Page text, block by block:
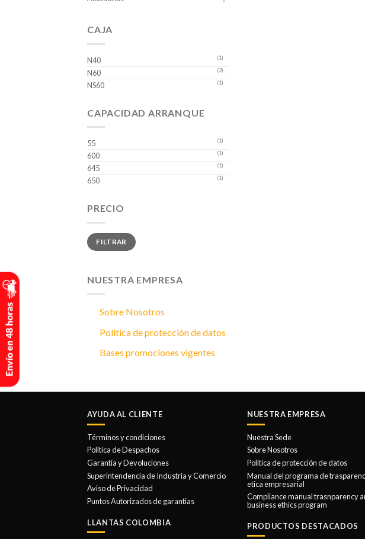
CAJA
N40 (1)
N60 (2)
NS60 (1)
CAPACIDAD ARRANQUE
55 (1)
600 (1)
645 (1)
650 (1)
PRECIO
Precio
mínimo
Precio
máximo
FILTRAR
NUESTRA EMPRESA
Sobre Nosotros
Politica de protección de datos
Bases promociones vigentes
AYUDA AL CLIENTE
Términos y condiciones
Política de Despachos
Garantía y Devoluciones
Superintendencia de Industria y Comercio
Aviso de Privacidad
Puntos Autorizados de garantias
LLANTAS COLOMBIA
NUESTRA EMPRESA
Nuestra Sede
Sobre Nosotros
Politica de protección de datos
Manual del programa de
etica empresarial
Compliance manual trasnparency
business ethics program
PRODUCTOS DESTACADOS